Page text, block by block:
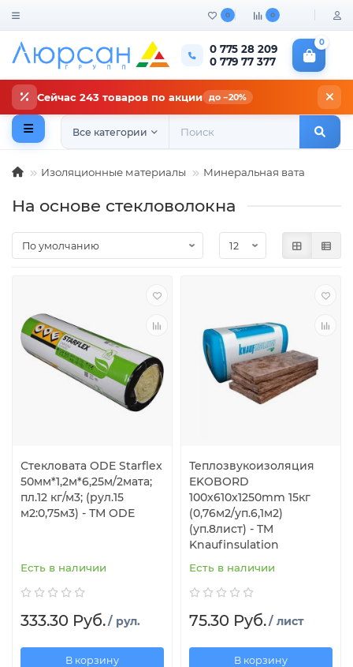
0 0
0 775 28 209
0 779 77 377
0
Сейчас 243 товаров по акции до −20%
Все категории
Изоляционные материалы Минеральная вата
На основе стекловолокна
Стекловата ODE Starflex
50мм*1,2м*6,25м/2мата;
пл.12 кг/м3; (рул.15
м2:0,75м3) - ТМ ODE
Есть в наличии
333.30 Руб./ рул.
В корзину
Теплозвукоизоляция
EKOBORD
100x610x1250mm 15кг
(0,76м2/уп.6,1м2)
(уп.8лист) - TM
Knaufinsulation
Есть в наличии
75.30 Руб./ лист
В корзину